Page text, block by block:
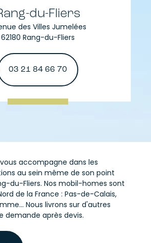
du-Fliers
des Villes Jumelées
62180 Rang-du-Fliers
03 21 84 66 70
vous accompagne dans les
au sein même de son point
du-Fliers. Nos mobil-homes sont
de la France : Pas-de-Calais,
Nous livrons sur d'autres
demande après devis.